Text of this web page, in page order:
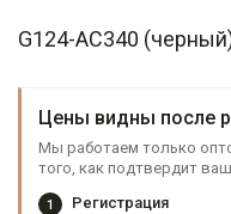
G124-AC340
Цены видны после
Мы работаем только
того, как подтвердит
1 Регистрация